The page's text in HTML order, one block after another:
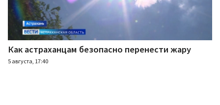
Как астраханцам безопасно перенести жару
5 августа, 17:40